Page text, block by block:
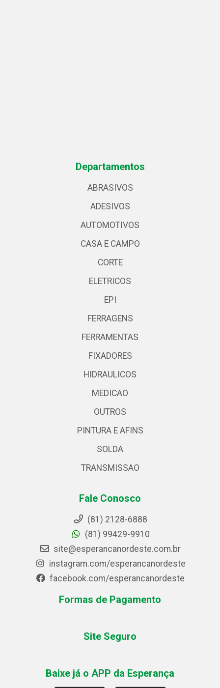
Departamentos
ABRASIVOS
ADESIVOS
AUTOMOTIVOS
CASA E CAMPO
CORTE
ELETRICOS
EPI
FERRAGENS
FERRAMENTAS
FIXADORES
HIDRAULICOS
MEDICAO
OUTROS
PINTURA E AFINS
SOLDA
TRANSMISSAO
Fale Conosco
(81) 2128-6888
(81) 99429-9910
site@esperancanordeste.com.br
instagram.com/esperancanordeste
facebook.com/esperancanordeste
Formas de Pagamento
Site Seguro